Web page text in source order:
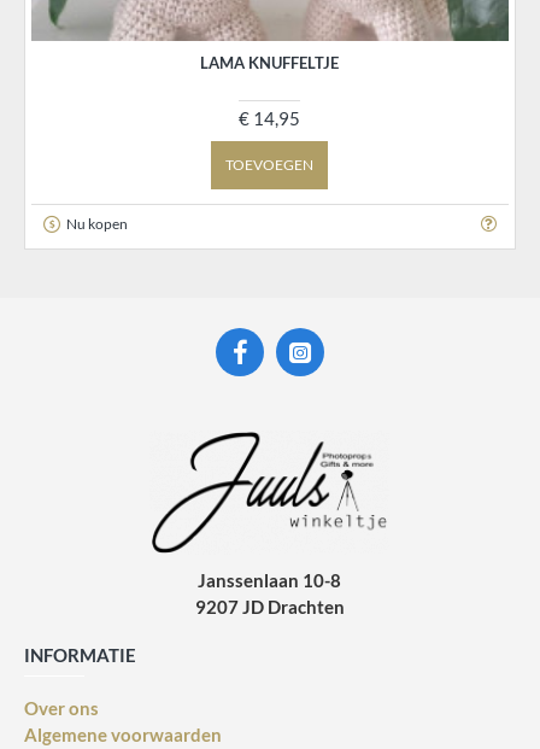
LAMA KNUFFELTJE
€ 14,95
TOEVOEGEN
Nu kopen
Janssenlaan 10-8
9207 JD Drachten
INFORMATIE
Over ons
Algemene voorwaarden